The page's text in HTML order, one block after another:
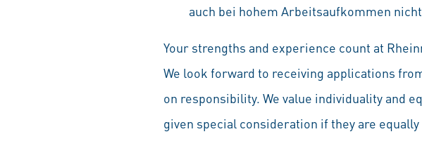
auch bei hohem Arbeitsaufkommen
Your strengths and experience count at
We look forward to receiving applications
on responsibility. We value individuality and
given special consideration if they are